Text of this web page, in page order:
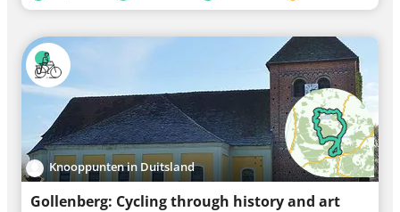
Knooppunten in Duitsland
Gollenberg: Cycling through history and art